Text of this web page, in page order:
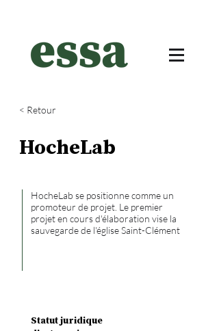
< Retour
HocheLab
HocheLab se positionne comme un
promoteur de projet. Le premier
projet en cours d'élaboration vise la
sauvegarde de l'église Saint-Clément
Statut juridique